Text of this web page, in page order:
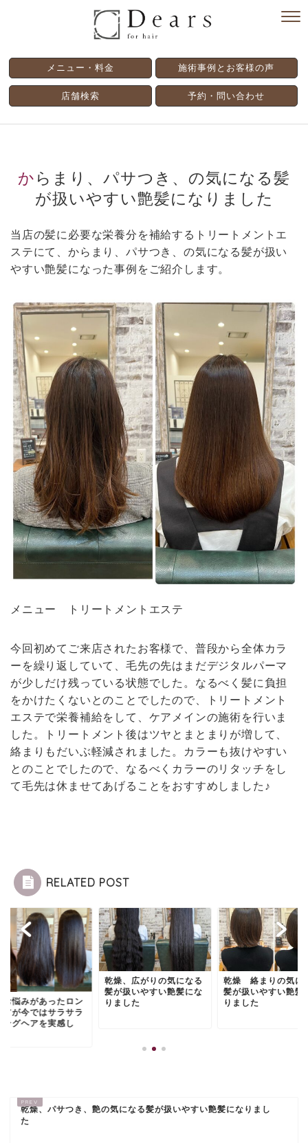
メニュー・料金 施術事例とお客様の声
店舗検索 予約・問い合わせ
からまり、パサつき、の気になる髪
が扱いやすい艶髪になりました
当店の髪に必要な栄養分を補給するトリートメントエ
ステにて、からまり、パサつき、の気になる髪が扱い
やすい艶髪になった事例をご紹介します。
メニュー トリートメントエステ
今回初めてご来店されたお客様で、普段から全体カラ
ーを繰り返していて、毛先の先はまだデジタルパーマ
が少しだけ残っている状態でした。なるべく髪に負担
をかけたくないとのことでしたので、トリートメント
エステで栄養補給をして、ケアメインの施術を行いま
した。トリートメント後はツヤとまとまりが増して、
絡まりもだいぶ軽減されました。カラーも抜けやすい
とのことでしたので、なるべくカラーのリタッチをし
て毛先は休ませてあげることをおすすめしました♪
RELATED POST
お悩みがあったロン
アが今ではサラサラ
ングヘアを実感し
乾燥、広がりの気になる
髪が扱いやすい艶髪にな
りました
乾燥 絡まりの気に
髪が扱いやすい艶髪
りました
乾燥、パサつき、艶の気になる髪が扱いやすい艶髪になりまし
た